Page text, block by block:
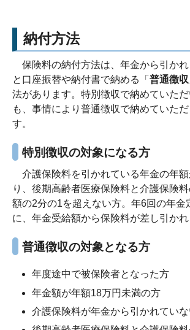
納付方法
保険料の納付方法は、年金から引かれ
と口座振替や納付書で納める「 普通徴収
法があります。特別徴収で納めていた
も、事情により普通徴収で納めていた
す。
特別徴収の対象になる方
介護保険料を引かれている年金の年
り、後期高齢者医療保険料と介護保険
額の2分の1を超えない方。 年6回の年金
に、年金受給額から保険料が差し引かれ
普通徴収の対象となる方
年度途中で被保険者となった方
年金額が年額18万円未満の方
介護保険料が年金から引かれてい